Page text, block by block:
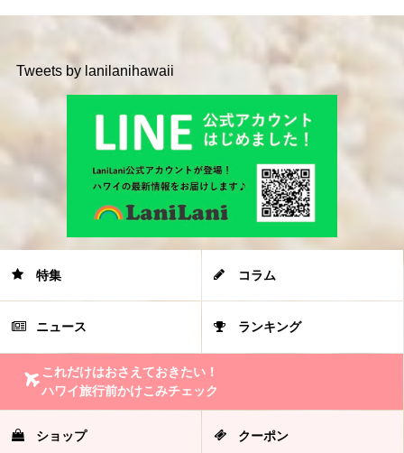
Tweets by lanilanihawaii
特集 コラム
ニュース ランキング
これだけはおさえておきたい！
ハワイ旅行前かけこみチェック
ショップ クーポン